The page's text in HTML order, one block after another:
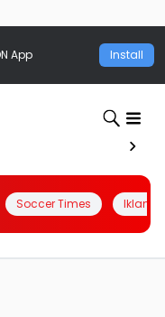
App Install
Soccer Times Iklanin